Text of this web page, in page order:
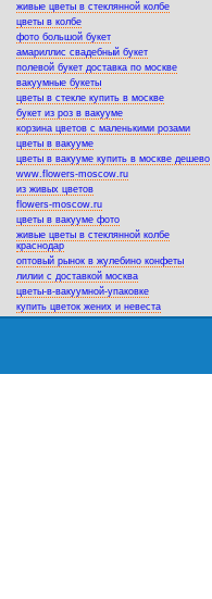
живые цветы в стеклянной колбе
цветы в колбе
фото большой букет
амариллис свадебный букет
полевой букет доставка по москве
вакуумные букеты
цветы в стекле купить в москве
букет из роз в вакууме
корзина цветов с маленькими розами
цветы в вакууме
цветы в вакууме купить в москве дешево
www.flowers-moscow.ru
из живых цветов
flowers-moscow.ru
цветы в вакууме фото
живые цветы в стеклянной колбе
краснодар
оптовый рынок в жулебино конфеты
лилии с доставкой москва
цветы-в-вакуумной-упаковке
купить цветок жених и невеста